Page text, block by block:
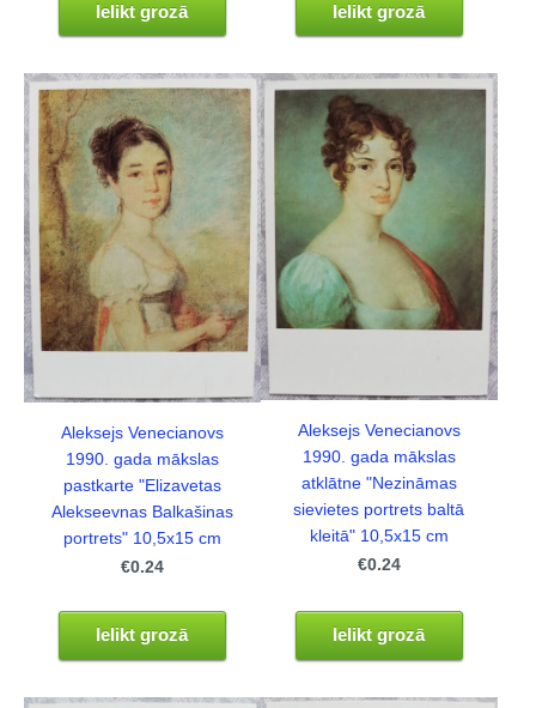
Ielikt grozā Ielikt grozā
Aleksejs Venecianovs
1990. gada mākslas
pastkarte "Elizavetas
Alekseevnas Balkašinas
portrets" 10,5x15 cm
€0.24
Ielikt grozā
Aleksejs Venecianovs
1990. gada mākslas
atklātne "Nezināmas
sievietes portrets baltā
kleitā" 10,5x15 cm
€0.24
Ielikt grozā